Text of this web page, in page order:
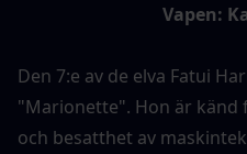
Vapen:
Den 7:e av de elva Fatui
"Marionette". Hon är
och besatthet av